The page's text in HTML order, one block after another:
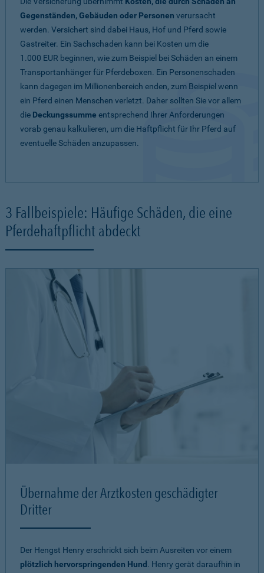
Gegenständen, Gebäuden oder Personen verursacht
werden. Versichert sind dabei Haus, Hof und Pferd sowie
Gastreiter. Ein Sachschaden kann bei Kosten um die
1.000 EUR beginnen, wie zum Beispiel bei Schäden an einem
Transportanhänger für Pferdeboxen. Ein Personenschaden
kann dagegen im Millionenbereich enden, zum Beispiel wenn
ein Pferd einen Menschen verletzt. Daher sollten Sie vor allem
die Deckungssumme entsprechend Ihrer Anforderungen
vorab genau kalkulieren, um die Haftpflicht für Ihr Pferd auf
eventuelle Schäden anzupassen.
3 Fallbeispiele: Häufige Schäden, die eine
Pferdehaftpflicht abdeckt
Übernahme der Arztkosten geschädigter
Dritter
Der Hengst Henry erschrickt sich beim Ausreiten vor einem
plötzlich hervorspringenden Hund . Henry gerät daraufhin in